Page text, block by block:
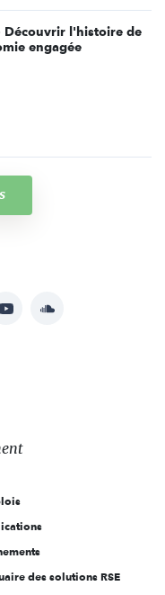
Découvrir l'histoire de
engagée
YouTubeSoundcloud
des solutions RSE